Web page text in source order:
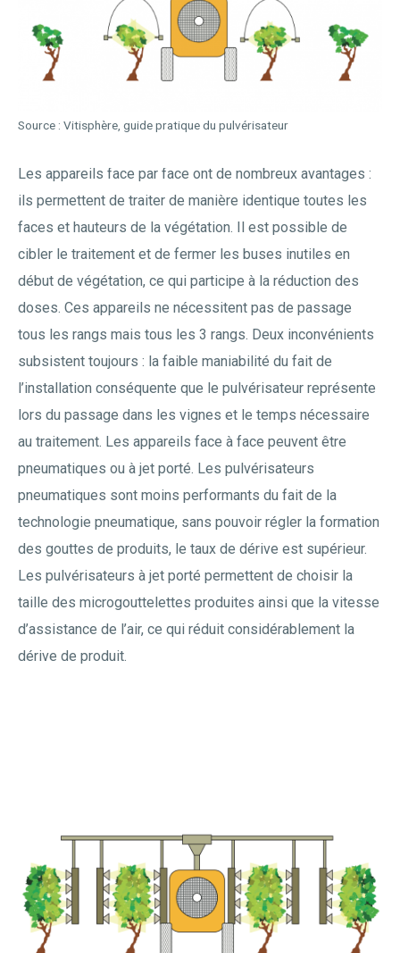
Source : Vitisphère, guide pratique du pulvérisateur
Les appareils face par face ont de nombreux avantages :
ils permettent de traiter de manière identique toutes les
faces et hauteurs de la végétation. Il est possible de
cibler le traitement et de fermer les buses inutiles en
début de végétation, ce qui participe à la réduction des
doses. Ces appareils ne nécessitent pas de passage
tous les rangs mais tous les 3 rangs. Deux inconvénients
subsistent toujours : la faible maniabilité du fait de
l’installation conséquente que le pulvérisateur représente
lors du passage dans les vignes et le temps nécessaire
au traitement. Les appareils face à face peuvent être
pneumatiques ou à jet porté. Les pulvérisateurs
pneumatiques sont moins performants du fait de la
technologie pneumatique, sans pouvoir régler la formation
des gouttes de produits, le taux de dérive est supérieur.
Les pulvérisateurs à jet porté permettent de choisir la
taille des microgouttelettes produites ainsi que la vitesse
d’assistance de l’air, ce qui réduit considérablement la
dérive de produit.